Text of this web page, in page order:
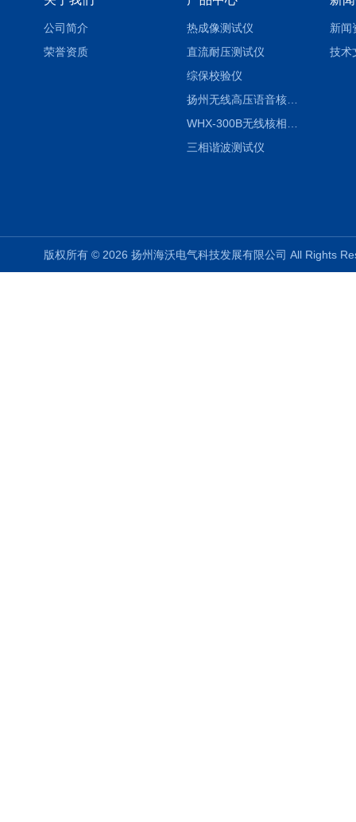
公司简介
荣誉资质
热成像测试仪
直流耐压测试仪
综保校验仪
扬州无线高压语音核相仪
三相谐波测试仪
新闻
技术
版权所有 © 2026 扬州海沃电气科技发展有限公司 All